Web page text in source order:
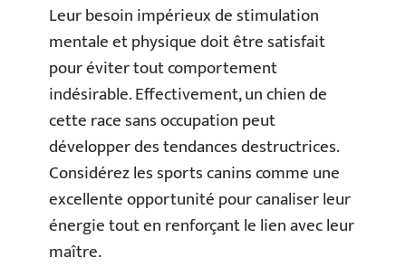
Leur besoin impérieux de stimulation
mentale et physique doit être satisfait
pour éviter tout comportement
indésirable. Effectivement, un chien de
cette race sans occupation peut
développer des tendances destructrices.
Considérez les sports canins comme une
excellente opportunité pour canaliser leur
énergie tout en renforçant le lien avec leur
maître.